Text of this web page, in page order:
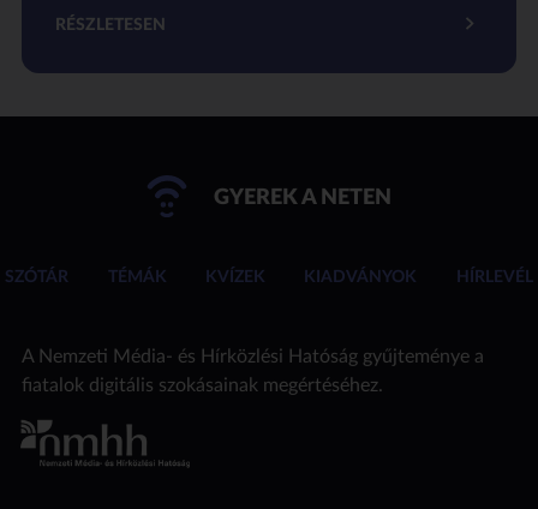
RÉSZLETESEN
GYEREK A NETEN
SZÓTÁR TÉMÁK KVÍZEK KIADVÁNYOK HÍRLEVÉL
A Nemzeti Média- és Hírközlési Hatóság gyűjteménye a
fiatalok digitális szokásainak megértéséhez.